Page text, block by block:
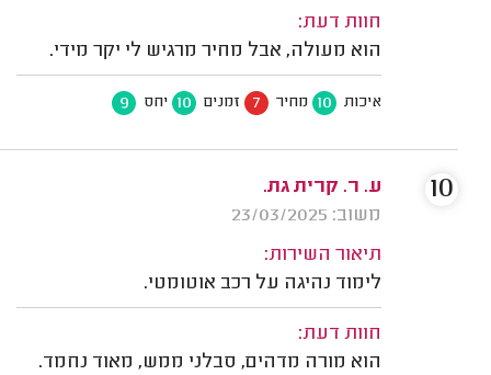
חוות דעת:
הוא מעולה, אבל מחיר מרגיש לי יקר מידי.
איכות 10 מחיר 7 זמנים 10 יחס 9
ע. ר. קרית גת.
משוב: 23/03/2025
תיאור השירות:
לימוד נהיגה על רכב אוטומטי.
חוות דעת:
הוא מורה מדהים, סבלני ממש, מאוד נחמד.
10